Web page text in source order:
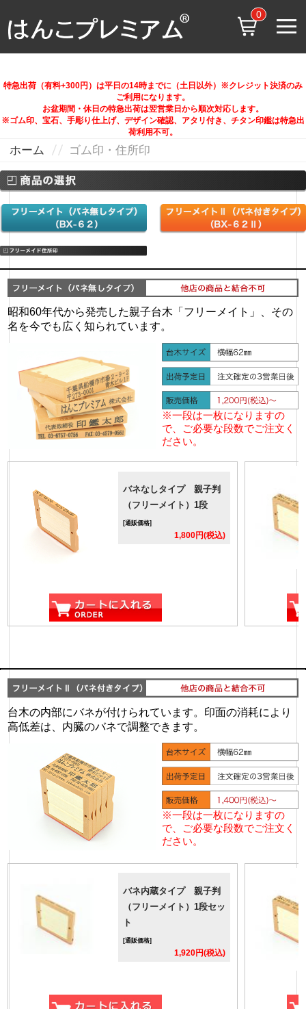
0
特急出荷（有料+300円）は平日の14時までに（土日以外）※クレジット決済のみ
ご利用になります。
お盆期間・休日の特急出荷は翌営業日から順次対応します。
※ゴム印、宝石、手彫り仕上げ、デザイン確認、アタリ付き、チタン印鑑は特急出
荷利用不可。
ホーム ゴム印・住所印
昭和60年代から発売した親子台木「フリーメイト」、その
名を今でも広く知られています。
※一段は一枚になりますの
で、ご必要な段数でご注文く
ださい。
バネなしタイプ 親子判
（フリーメイト）1段
[通販価格]
1,800円(税込)
台木の内部にバネが付けられています。印面の消耗により
高低差は、内臓のバネで調整できます。
※一段は一枚になりますの
で、ご必要な段数でご注文く
ださい。
バネ内蔵タイプ 親子判
（フリーメイト）1段セッ
ト
[通販価格]
1,920円(税込)